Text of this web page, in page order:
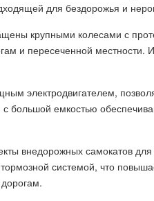
для бездорожья и
крупными колесами с
и пересеченной
электродвигателем,
большой емкостью
внедорожных самокатов
системой, что